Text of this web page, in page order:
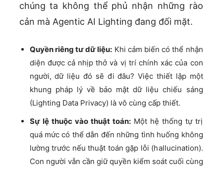
chúng ta không thể phủ nhận những rào
cản mà Agentic AI Lighting đang đối mặt.
Quyền riêng tư dữ liệu: Khi cảm biến có thể nhận
diện được cả nhịp thở và vị trí chính xác của con
người, dữ liệu đó sẽ đi đâu? Việc thiết lập một
khung pháp lý về bảo mật dữ liệu chiếu sáng
(Lighting Data Privacy) là vô cùng cấp thiết.
Sự lệ thuộc vào thuật toán: Một hệ thống tự trị
quá mức có thể dẫn đến những tình huống không
lường trước nếu thuật toán gặp lỗi (hallucination).
Con người vẫn cần giữ quyền kiểm soát cuối cùng